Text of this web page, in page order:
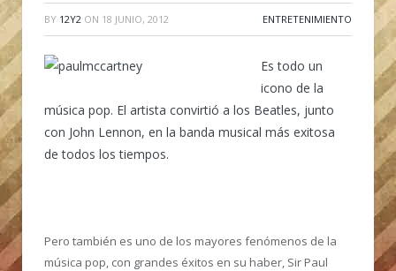
BY 12Y2 ON 18 JUNIO, 2012 ENTRETENIMIENTO
Es todo un
icono de la
música pop. El artista convirtió a los Beatles, junto
con John Lennon, en la banda musical más exitosa
de todos los tiempos.
Pero también es uno de los mayores fenómenos de la
música pop, con grandes éxitos en su haber, Sir Paul